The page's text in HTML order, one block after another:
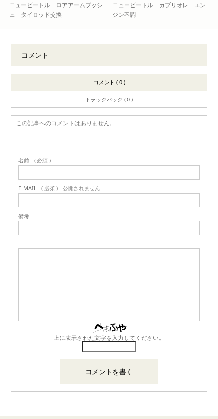
ニュービートル ロアアームブッシ
ュ タイロッド交換
ニュービートル カブリオレ エン
ジン不調
コメント
コメント ( 0 )
トラックバック ( 0 )
この記事へのコメントはありません。
名前 ( 必須 )
E-MAIL ( 必須 ) - 公開されません -
備考
上に表示された文字を入力してください。